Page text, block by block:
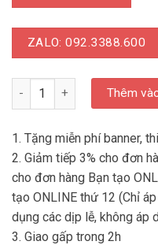
ZALO: 092.3388.600
LD HSN 010 - Hoa Sinh
Thêm
1. Tặng miễn phí banner,
2. Giảm tiếp 3% cho đơn
cho đơn hàng Bạn tạo
tạo ONLINE thứ 12 (Chỉ
dụng các dịp lễ, không áp
3. Giao gấp trong 2h